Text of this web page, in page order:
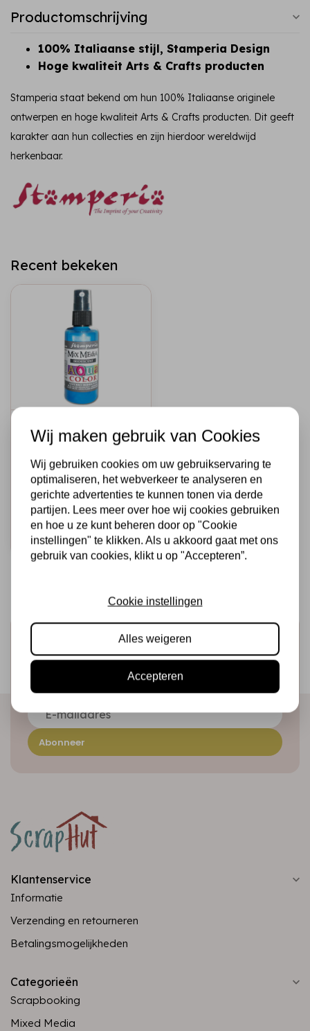
Productomschrijving
100% Italiaanse stijl, Stamperia Design
Hoge kwaliteit Arts & Crafts producten
Stamperia staat bekend om hun 100% Italiaanse originele
ontwerpen en hoge kwaliteit Arts & Crafts producten. Dit geeft
karakter aan hun collecties en zijn hierdoor wereldwijd
herkenbaar.
Recent bekeken
310 Aquacolor
Iridescent Light
Blue
€3,95 Op voorraad
Snel toevoegen
Schrijf je in voor de nieuwsbrief
Ontvang als eerste onze actie en nieuwe producten
Abonneer
Klantenservice
Informatie
Verzending en retourneren
Betalingsmogelijkheden
Categorieën
Scrapbooking
Mixed Media
Wij maken gebruik van Cookies
Wij gebruiken cookies om uw gebruikservaring te
optimaliseren, het webverkeer te analyseren en
gerichte advertenties te kunnen tonen via derde
partijen. Lees meer over hoe wij cookies gebruiken
en hoe u ze kunt beheren door op "Cookie
instellingen" te klikken. Als u akkoord gaat met ons
gebruik van cookies, klikt u op "Accepteren”.
Cookie instellingen
Alles weigeren
Accepteren